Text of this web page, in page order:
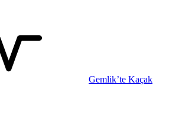
Gemlik’te Kaçak